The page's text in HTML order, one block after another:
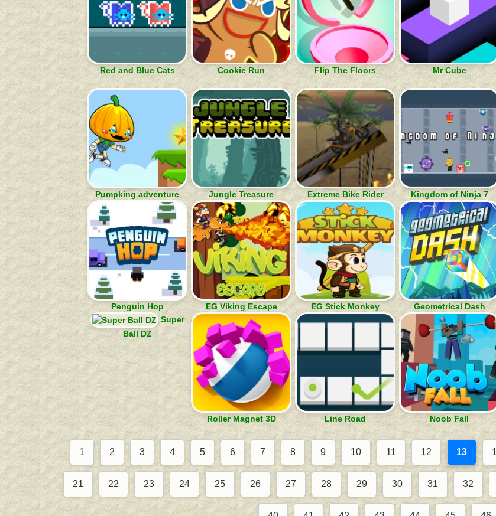
Red and Blue Cats Cookie Run Flip The Floors Mr Cube
Pumpking adventure Jungle Treasure Extreme Bike Rider Kingdom of Ninja 7
Penguin Hop EG Viking Escape EG Stick Monkey Geometrical Dash
Super
Ball DZ
Roller Magnet 3D Line Road Noob Fall
1 2 3 4 5 6 7 8 9 10 11 12 13
21 22 23 24 25 26 27 28 29 30 31 32